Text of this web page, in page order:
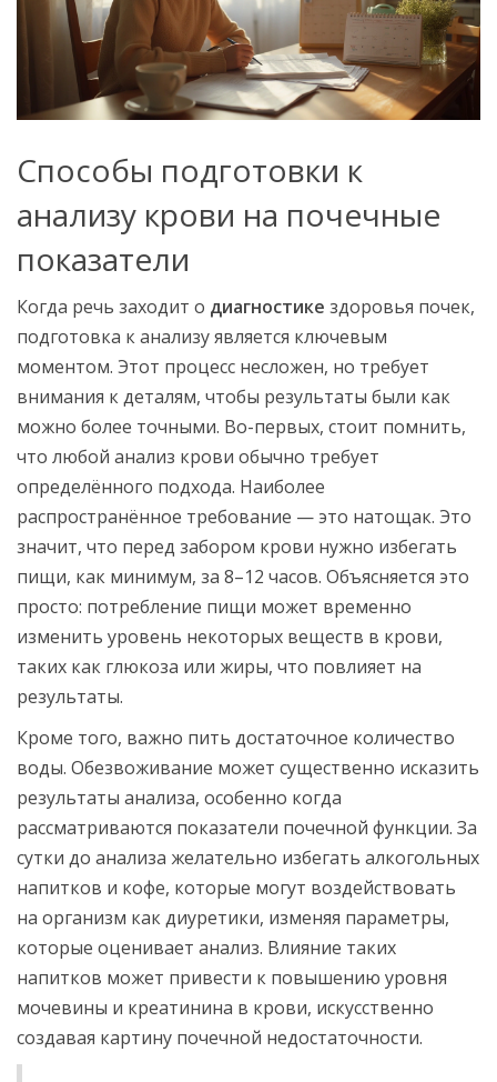
Способы подготовки к
анализу крови на почечные
показатели
Когда речь заходит о диагностике здоровья почек,
подготовка к анализу является ключевым
моментом. Этот процесс несложен, но требует
внимания к деталям, чтобы результаты были как
можно более точными. Во-первых, стоит помнить,
что любой анализ крови обычно требует
определённого подхода. Наиболее
распространённое требование — это натощак. Это
значит, что перед забором крови нужно избегать
пищи, как минимум, за 8–12 часов. Объясняется это
просто: потребление пищи может временно
изменить уровень некоторых веществ в крови,
таких как глюкоза или жиры, что повлияет на
результаты.
Кроме того, важно пить достаточное количество
воды. Обезвоживание может существенно исказить
результаты анализа, особенно когда
рассматриваются показатели почечной функции. За
сутки до анализа желательно избегать алкогольных
напитков и кофе, которые могут воздействовать
на организм как диуретики, изменяя параметры,
которые оценивает анализ. Влияние таких
напитков может привести к повышению уровня
мочевины и креатинина в крови, искусственно
создавая картину почечной недостаточности.